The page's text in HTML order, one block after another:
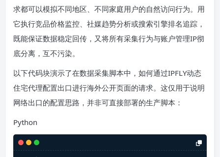
求都可以模拟不同地区、不同家庭用户的自然访问行为。用
它执行竞品价格监控、社媒趋势分析或搜索引擎排名追踪，
既能保证数据稳定回传，又将所有采集行为与账户管理IP彻
底分离，互不污染。
以下代码块演示了在数据采集脚本中，如何通过IPFLY动态
住宅代理配置出口进行海外公开页面的请求。这仅用于说明
网络出口的配置思路，并非可直接部署的生产脚本：
Python